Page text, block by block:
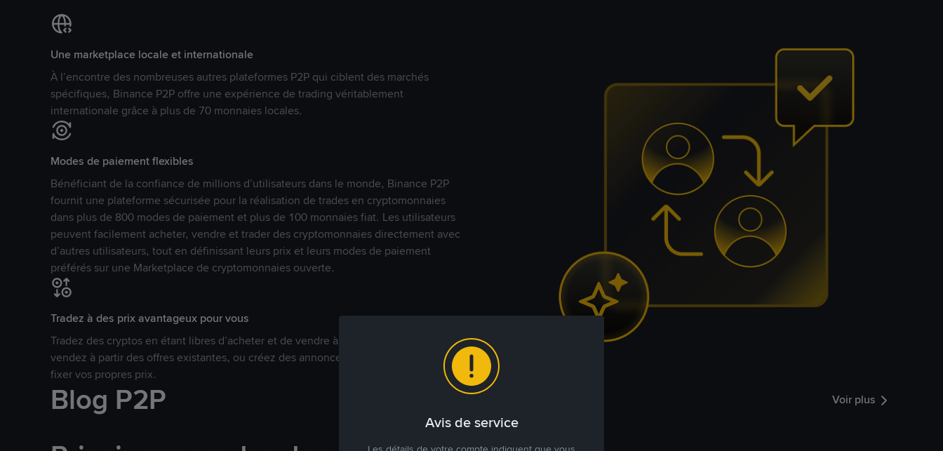
Une marketplace locale et internationale
À l’encontre des nombreuses autres plateformes P2P qui ciblent des marchés
spécifiques, Binance P2P offre une expérience de trading véritablement
internationale grâce à plus de 70 monnaies locales.
Modes de paiement flexibles
Bénéficiant de la confiance de millions d’utilisateurs dans le monde, Binance P2P
fournit une plateforme sécurisée pour la réalisation de trades en cryptomonnaies
dans plus de 800 modes de paiement et plus de 100 monnaies fiat. Les utilisateurs
peuvent facilement acheter, vendre et trader des cryptomonnaies directement avec
d’autres utilisateurs, tout en définissant leurs prix et leurs modes de paiement
préférés sur une Marketplace de cryptomonnaies ouverte.
Tradez à des prix avantageux pour vous
Tradez des cryptos en étant libres d’acheter et de vendre à votre prix. Achetez ou
vendez à partir des offres existantes, ou créez des annonces commerciales pour
fixer vos propres prix.
Blog P2P Voir plus
Avis de service